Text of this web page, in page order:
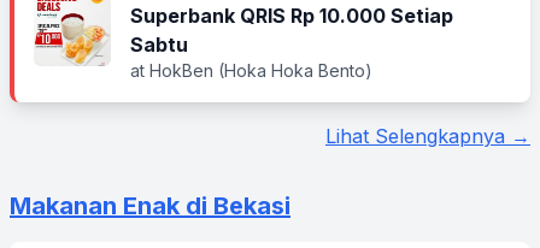
Superbank QRIS Rp 10.000 Setiap
Sabtu
at HokBen (Hoka Hoka Bento)
Lihat Selengkapnya →
Makanan Enak di Bekasi